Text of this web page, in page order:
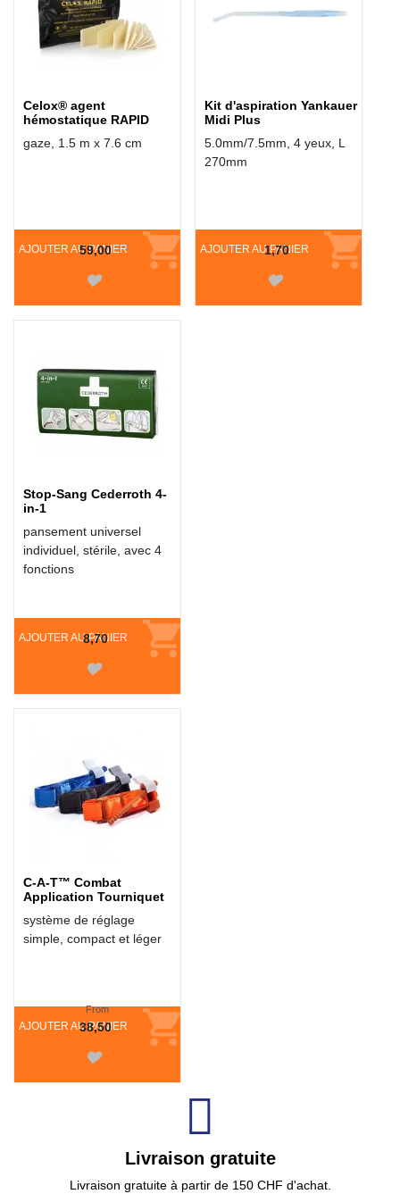
Celox® agent
hémostatique RAPID
gaze, 1.5 m x 7.6 cm
AJOUTER AU PANIER
59,00
Kit d'aspiration Yankauer
Midi Plus
5.0mm/7.5mm, 4 yeux, L
270mm
AJOUTER AU PANIER
1,70
Stop-Sang Cederroth 4-
in-1
pansement universel
individuel, stérile, avec 4
fonctions
AJOUTER AU PANIER
8,70
C-A-T™ Combat
Application Tourniquet
système de réglage
simple, compact et léger
AJOUTER AU PANIER
From
38,50
Livraison gratuite
Livraison gratuite à partir de 150 CHF d'achat.